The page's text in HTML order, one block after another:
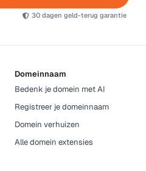
30 dagen geld-terug garantie
Domeinnaam
Bedenk je domein met AI
Registreer je domeinnaam
Domein verhuizen
Alle domein extensies